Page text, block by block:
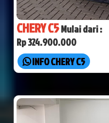
CHERY C5Mulai dari :
Rp 324.900.000
INFO CHERY C5